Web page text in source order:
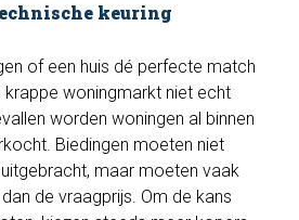
keuring
of een huis dé perfecte match
krappe woningmarkt niet echt
worden woningen al binnen
Biedingen moeten niet
maar moeten vaak
de vraagprijs. Om de kans